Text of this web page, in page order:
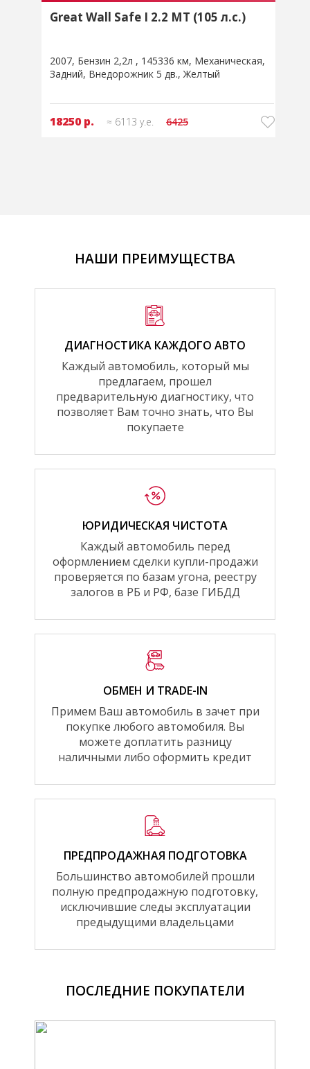
Great Wall Safe I 2.2 MT (105 л.с.)
2007 Бензин 2,2л 145336 км Механическая
Задний Внедорожник 5 дв. Желтый
18250 р. ≈ 6113 у.е. 6425
НАШИ ПРЕИМУЩЕСТВА
ДИАГНОСТИКА КАЖДОГО АВТО
Каждый автомобиль, который мы
предлагаем, прошел
предварительную диагностику, что
позволяет Вам точно знать, что Вы
покупаете
ЮРИДИЧЕСКАЯ ЧИСТОТА
Каждый автомобиль перед
оформлением сделки купли-продажи
проверяется по базам угона, реестру
залогов в РБ и РФ, базе ГИБДД
ОБМЕН И TRADE-IN
Примем Ваш автомобиль в зачет при
покупке любого автомобиля. Вы
можете доплатить разницу
наличными либо оформить кредит
ПРЕДПРОДАЖНАЯ ПОДГОТОВКА
Большинство автомобилей прошли
полную предпродажную подготовку,
исключившие следы эксплуатации
предыдущими владельцами
ПОСЛЕДНИЕ ПОКУПАТЕЛИ